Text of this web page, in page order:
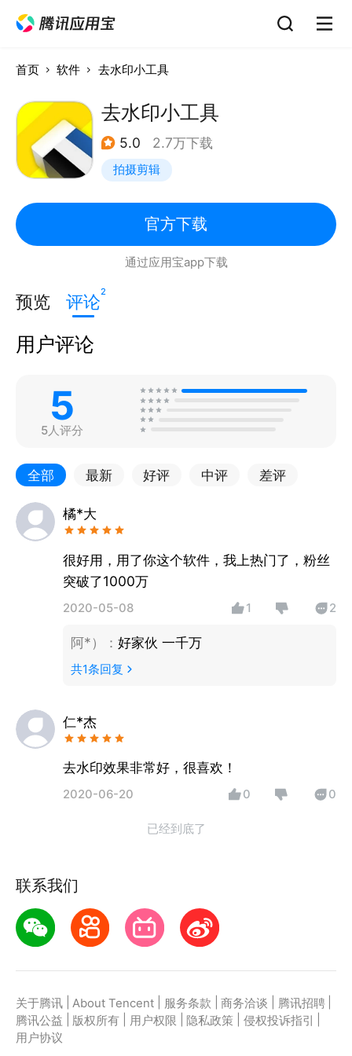
首页 软件 去水印小工具
去水印小工具
5.0 2.7万下载
拍摄剪辑
官方下载
通过应用宝app下载
预览 评论2
用户评论
5
5人评分
全部 最新 好评 中评 差评
橘*大
很好用，用了你这个软件，我上热门了，粉丝
突破了1000万
2020-05-08 1 2
阿*） ： 好家伙 一千万
共1条回复
仁*杰
去水印效果非常好，很喜欢！
2020-06-20 0 0
已经到底了
联系我们
关于腾讯 About Tencent 服务条款 商务洽谈 腾讯招聘
腾讯公益
版权所有 用户权限 隐私政策 侵权投诉指引
用户协议